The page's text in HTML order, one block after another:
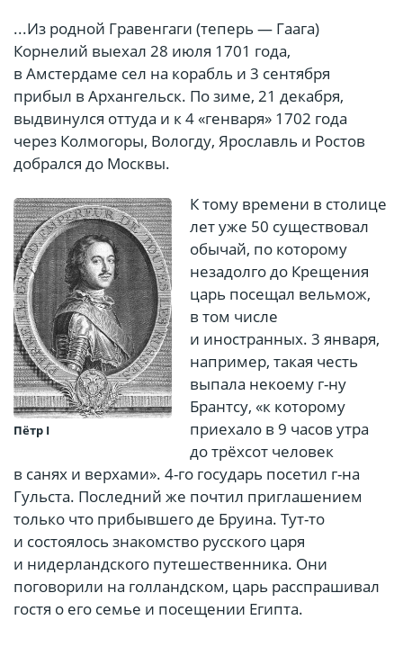
...Из родной Гравенгаги (теперь — Гаага)
Корнелий выехал 28 июля 1701 года,
в Амстердаме сел на корабль и 3 сентября
прибыл в Архангельск. По зиме, 21 декабря,
выдвинулся оттуда и к 4 «генваря» 1702 года
через Колмогоры, Вологду, Ярославль и Ростов
добрался до Москвы.
Пётр I
К тому времени в столице
лет уже 50 существовал
обычай, по которому
незадолго до Крещения
царь посещал вельмож,
в том числе
и иностранных. 3 января,
например, такая честь
выпала некоему г-ну
Брантсу, «к которому
приехало в 9 часов утра
до трёхсот человек
в санях и верхами». 4-го государь посетил г-на
Гульста. Последний же почтил приглашением
только что прибывшего де Бруина. Тут-то
и состоялось знакомство русского царя
и нидерландского путешественника. Они
поговорили на голландском, царь расспрашивал
гостя о его семье и посещении Египта.